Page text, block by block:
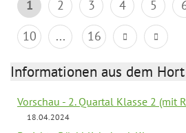
1 2 3 4 5
10
... 16
Informationen aus dem
Vorschau - 2. Quartal Klasse 2 (mit
18.04.2024